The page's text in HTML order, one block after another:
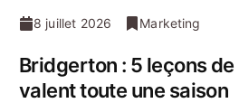
8 juillet 2026 Marketing
Bridgerton : 5 leçons
valent toute une saison